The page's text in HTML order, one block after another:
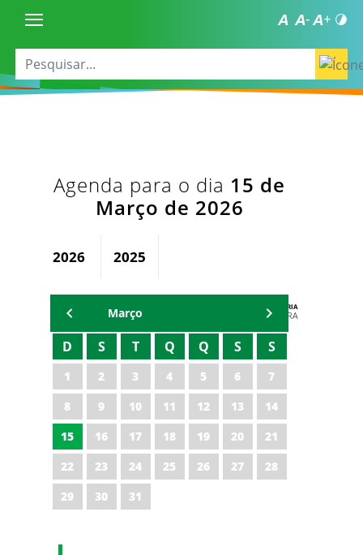
Agenda para o dia 15 de
Março de 2026
2026 2025
AGENDA DA SECRETARIA
ZELMA MADEIRA
Março
D S T Q Q S S
1 2 3 4 5 6
7
8
9 10 11 12 13
14
15
16 17 18 19 20
21
22
23 24 25 26 27
28
29
30 31